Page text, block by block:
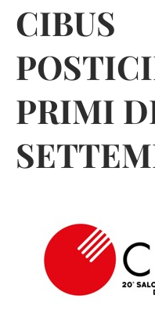
CIBUS
PRIMI